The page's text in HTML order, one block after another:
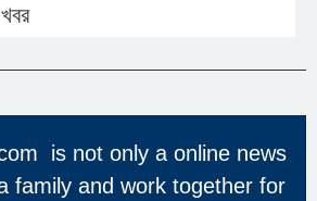
is not only a online news
family and work together for